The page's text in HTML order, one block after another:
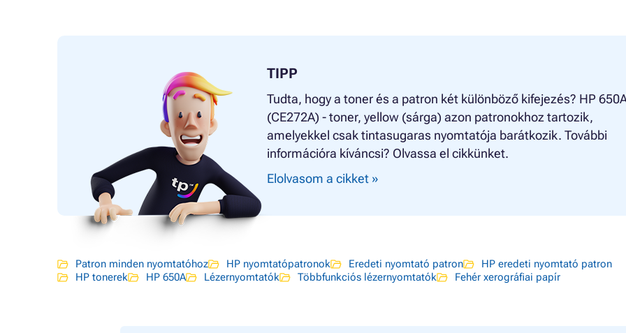
TIPP
Tudta, hogy a toner és a patron két különböző kifejezés? HP
(CE272A) - toner, yellow (sárga) azon patronokhoz tartozik,
amelyekkel csak tintasugaras nyomtatója barátkozik. További
információra kíváncsi? Olvassa el cikkünket.
Elolvasom a cikket »
Patron minden nyomtatóhoz HP nyomtatópatronok Eredeti nyomtató patron
HP eredeti nyomtató patron
HP tonerek
HP 650A Lézernyomtatók Többfunkciós lézernyomtatók Fehér xerográfiai papír